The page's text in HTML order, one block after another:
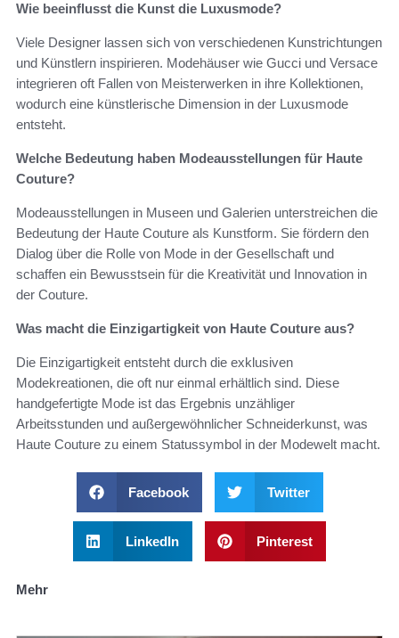
Wie beeinflusst die Kunst die Luxusmode?
Viele Designer lassen sich von verschiedenen Kunstrichtungen
und Künstlern inspirieren. Modehäuser wie Gucci und Versace
integrieren oft Fallen von Meisterwerken in ihre Kollektionen,
wodurch eine künstlerische Dimension in der Luxusmode
entsteht.
Welche Bedeutung haben Modeausstellungen für Haute
Couture?
Modeausstellungen in Museen und Galerien unterstreichen die
Bedeutung der Haute Couture als Kunstform. Sie fördern den
Dialog über die Rolle von Mode in der Gesellschaft und
schaffen ein Bewusstsein für die Kreativität und Innovation in
der Couture.
Was macht die Einzigartigkeit von Haute Couture aus?
Die Einzigartigkeit entsteht durch die exklusiven
Modekreationen, die oft nur einmal erhältlich sind. Diese
handgefertigte Mode ist das Ergebnis unzähliger
Arbeitsstunden und außergewöhnlicher Schneiderkunst, was
Haute Couture zu einem Statussymbol in der Modewelt macht.
Facebook Twitter
LinkedIn Pinterest
Mehr